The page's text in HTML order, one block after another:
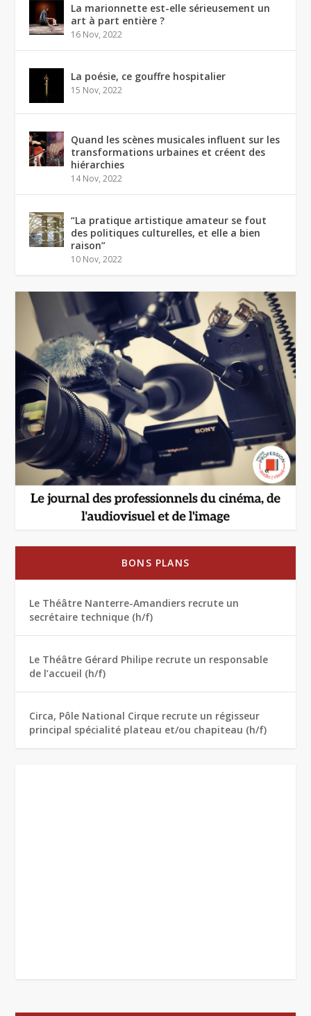
La marionnette est-elle sérieusement un
art à part entière ?
16 Nov, 2022
La poésie, ce gouffre hospitalier
15 Nov, 2022
Quand les scènes musicales influent sur les
transformations urbaines et créent des
hiérarchies
14 Nov, 2022
“La pratique artistique amateur se fout
des politiques culturelles, et elle a bien
raison”
10 Nov, 2022
BONS PLANS
Le Théâtre Nanterre-Amandiers recrute un
secrétaire technique (h/f)
Le Théâtre Gérard Philipe recrute un responsable
de l’accueil (h/f)
Circa, Pôle National Cirque recrute un régisseur
principal spécialité plateau et/ou chapiteau (h/f)